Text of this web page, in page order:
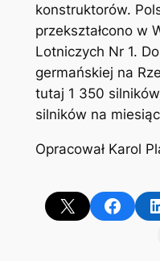
konstruktorów.
przekształcono w
Lotniczych Nr 1.
germańskiej na
tutaj 1 350
silników na
Opracował Karol
Share on X Share on